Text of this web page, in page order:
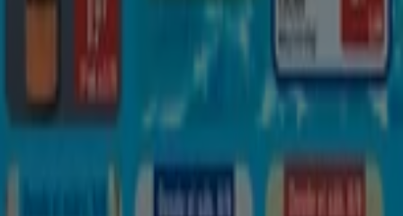
Tiendeo forma parte de Shopfully, la empresa
tecnológica que está reinventando las compras locales
en todo el mundo.